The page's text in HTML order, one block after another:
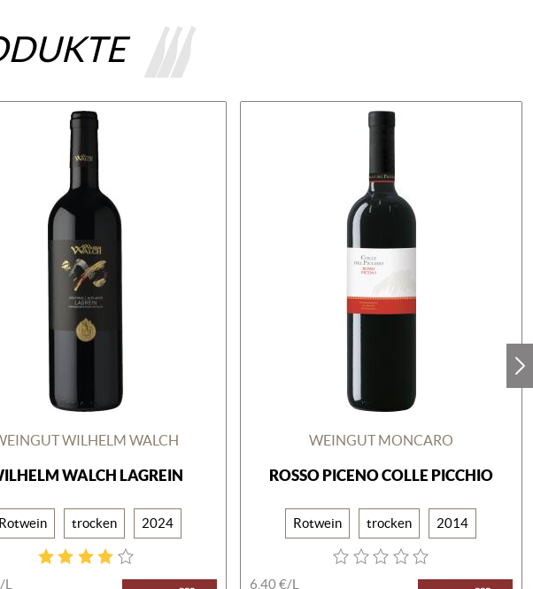
WILHELM WALCH
WALCH LAGREIN
Rotwein trocken 2024
L
WEINGUT MONCARO
ROSSO PICENO COLLE PICCHIO
Rotwein trocken 2014
6,40 €/L